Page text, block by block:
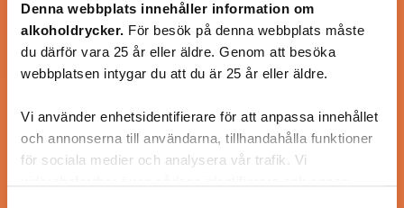
Denna webbplats innehåller information om
alkoholdrycker. För besök på denna webbplats måste
du därför vara 25 år eller äldre. Genom att besöka
webbplatsen intygar du att du är 25 år eller äldre.
Vi använder enhetsidentifierare för att anpassa innehållet
och annonserna till användarna, tillhandahålla funktioner
för sociala medier och analysera vår trafik. Vi
@mumsan